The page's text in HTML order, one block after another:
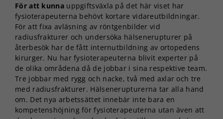
För att kunnauppgiftsväxla på det här viset har
fysioterapeuterna behövt kortare vidareutbildningar.
För att fixa avläsning av röntgenbilder vid
radiusfrakturer och undersöka hälsenerupturer på
återbesök har de fått internutbildning av ortopedens
kirurger. Nu har fysioterapeuterna blivit experter på
de olika områdena då de jobbar i sina respektive team.
Tre jobbar med rygg och nacke, två med axlar och tre
med radiusfrakturer. Hälsenerupturerna tar alla hand
om. Det nya arbetssättet innebär inte bara en
kompetenshöjning för fysioterapeuterna utan även att